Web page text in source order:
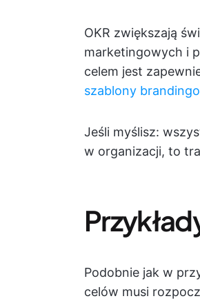
OKR zwiększają
marketingowych i
celem jest
szablony
Jeśli myślisz:
w organizacji, to
Podobnie jak w
celów musi